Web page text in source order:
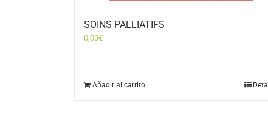
SOINS PALLIATIFS
0,00€
Añadir al carrito